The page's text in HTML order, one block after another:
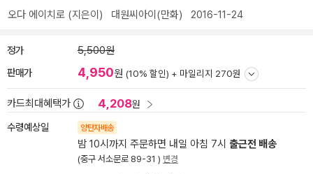
오다 에이치로 (지은이) 대원씨아이(만화) 2016-11-24
정가 5,500원
판매가 4,950원 (10% 할인) + 마일리지 270원
카드최대혜택가 4,208원
수령예상일 양탄자배송
밤 10시까지 주문하면 내일 아침 7시 출근전 배송
(중구 서소문로 89-31 ) 변경